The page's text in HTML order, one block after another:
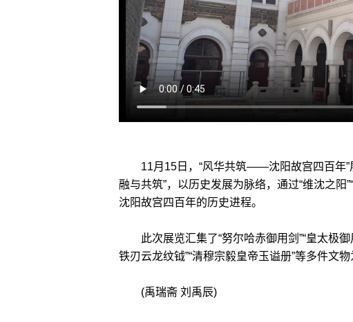
11月15日，“风华共筑——沈阳故宫四百年”
融与共筑”，以历史发展为脉络，通过“维沈之阳
沈阳故宫四百年的历史进程。
此次展览汇集了“努尔哈赤御用剑”“皇太极御
铁刃云龙纹钺”“清穆宗毅皇帝玉谥册”等多件文物
(禹瑞斋 刘禹辰)